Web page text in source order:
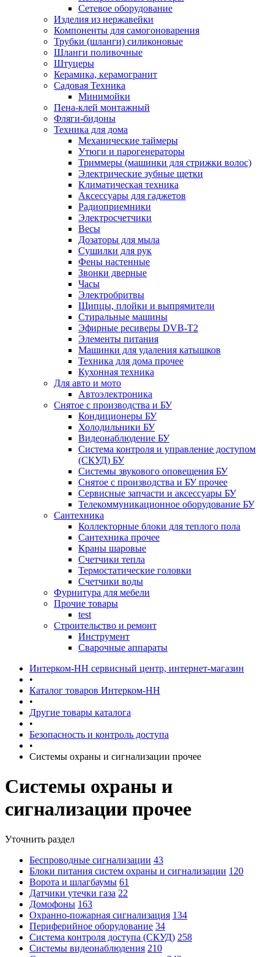
Сетевое оборудование
Изделия из нержавейки
Компоненты для самогоноварения
Трубки (шланги) силиконовые
Шланги поливочные
Штуцеры
Керамика, керамогранит
Садовая Техника
Минимойки
Пена-клей монтажный
Фляги-бидоны
Техника для дома
Механические таймеры
Утюги и парогенераторы
Триммеры (машинки для стрижки волос)
Электрические зубные щетки
Климатическая техника
Аксессуары для гаджетов
Радиоприемники
Электросчетчики
Весы
Дозаторы для мыла
Сушилки для рук
Фены настенные
Звонки дверные
Часы
Электробритвы
Щипцы, плойки и выпрямители
Стиральные машины
Эфирные ресиверы DVB-T2
Элементы питания
Машинки для удаления катышков
Техника для дома прочее
Кухонная техника
Для авто и мото
Автоэлектроника
Снятое с производства и БУ
Кондиционеры БУ
Холодильники БУ
Видеонаблюдение БУ
Система контроля и управление доступом
(СКУД) БУ
Системы звукового оповещения БУ
Снятое с производства и БУ прочее
Сервисные запчасти и аксессуары БУ
Телекоммуникационное оборудование БУ
Сантехника
Коллекторные блоки для теплого пола
Сантехника прочее
Краны шаровые
Счетчики тепла
Термоcтатические головки
Счетчики воды
Фурнитура для мебели
Прочие товары
test
Строительство и ремонт
Инструмент
Сварочные аппараты
Интерком-НН сервисный центр, интернет-магазин
•
Каталог товаров Интерком-НН
•
Другие товары каталога
•
Безопасность и контроль доступа
•
Системы охраны и сигнализации прочее
Системы охраны и
сигнализации прочее
Уточнить раздел
Беспроводные сигнализации 43
Блоки питания систем охраны и сигнализации 120
Ворота и шлагбаумы 61
Датчики утечки газа 22
Домофоны 163
Охранно-пожарная сигнализация 134
Периферийное оборудование 34
Система контроля доступа (СКУД) 258
Системы видеонаблюдения 210